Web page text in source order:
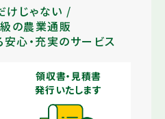
けじゃない /
の農業通販
安心・充実のサービス
領収書・見積書
発行いたします